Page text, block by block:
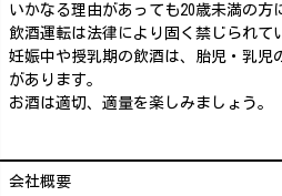
いかなる理由があっても20歳未満の方
飲酒運転は法律により固く禁じられて
妊娠中や授乳期の飲酒は、胎児・乳児
があります。
お酒は適切、適量を楽しみましょう。
会社概要